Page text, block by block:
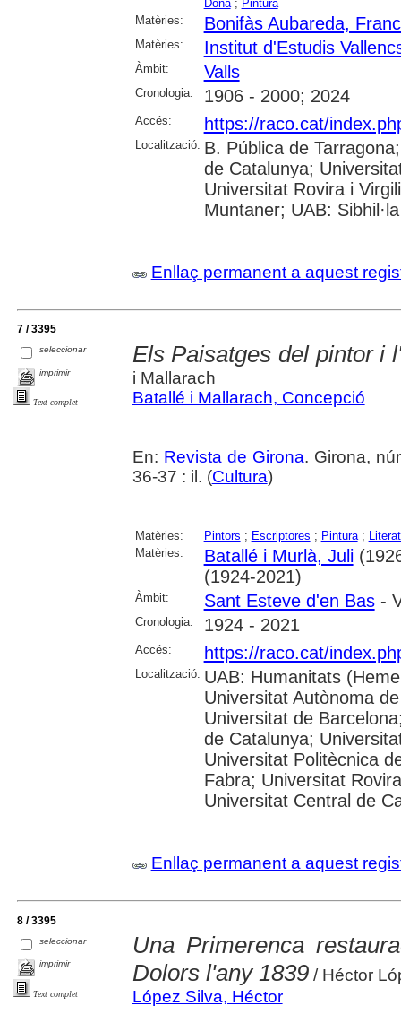
Dona; Pintura
Matèries:
Bonifàs Aubareda,
Matèries: Institut d'Estudis
Àmbit: Valls
Cronologia: 1906 - 2000; 2024
Accés: https://raco.cat/
Localització: B. Pública de
de Catalunya;
Universitat Rovira i
Muntaner; UAB: Sibhil·la
Enllaç permanent a aquest
7 / 3395
seleccionar
imprimir
Text complet
Els Paisatges del pintor i
i Mallarach
Batallé i Mallarach, Concepció
En: Revista de Girona. Girona,
36-37 : il. (Cultura)
Matèries: Pintors ; Escriptores ; Pintura;
Matèries:
Batallé i Murlà, Juli
(1924-2021)
Àmbit: Sant Esteve d'en Bas-
Cronologia: 1924 - 2021
Accés: https://raco.cat/
Localització: UAB: Humanitats
Universitat Autònoma
Universitat de
de Catalunya;
Universitat Politècnica
Fabra; Universitat
Universitat Central de
Enllaç permanent a aquest
8 / 3395
seleccionar
imprimir
Text complet
Una Primerenca
Dolors l'any 1839/ Héctor
López Silva, Héctor